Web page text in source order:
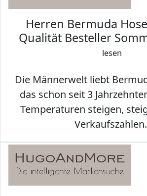
Herren Bermuda
Qualität Besteller
lesen
Die Männerwelt liebt
das schon seit 3
Temperaturen steigen,
Verkaufszahlen.